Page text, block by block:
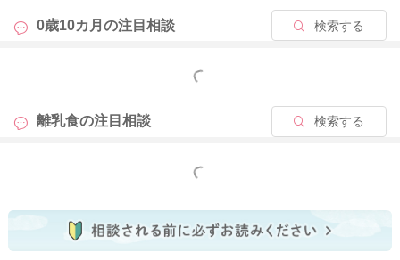
0歳10カ月の注目相談 検索する
もっと見る
離乳食の注目相談 検索する
もっと見る